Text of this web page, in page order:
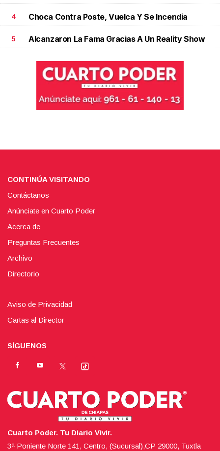
4 Choca Contra Poste, Vuelca Y Se Incendia
5 Alcanzaron La Fama Gracias A Un Reality Show
CONTINÚA VISITANDO
Contáctanos
Anúnciate en Cuarto Poder
Acerca de
Preguntas Frecuentes
Archivo
Directorio
Aviso de Privacidad
Cartas al Director
SÍGUENOS
Cuarto Poder. Tu Diario Vivir.
3ª Poniente Norte 141, Centro, (Sucursal),CP 29000, Tuxtla